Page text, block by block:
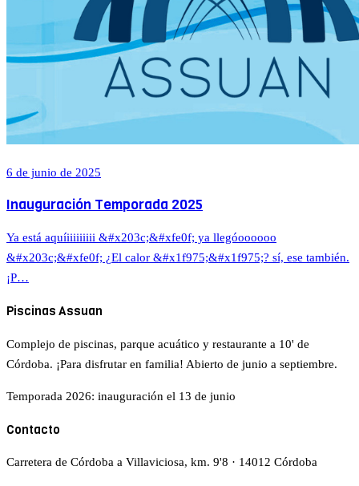
6 de junio de 2025
Inauguración Temporada 2025
Ya está aquíiiiiiiiii &#x203c;&#xfe0f; ya llegóoooooo
&#x203c;&#xfe0f; ¿El calor &#x1f975;&#x1f975;? sí, ese también.
¡P…
Piscinas Assuan
Complejo de piscinas, parque acuático y restaurante a 10' de
Córdoba. ¡Para disfrutar en familia! Abierto de junio a septiembre.
Temporada 2026: inauguración el 13 de junio
Contacto
Carretera de Córdoba a Villaviciosa, km. 9'8 · 14012 Córdoba